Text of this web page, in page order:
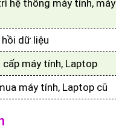
hệ thống máy tính, máy
hồi dữ liệu
cấp máy tính, Laptop
máy tính, Laptop cũ